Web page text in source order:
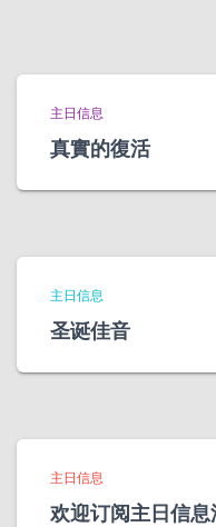
主日信息
真實的復活
主日信息
圣诞佳音
主日信息
欢迎订阅主日信